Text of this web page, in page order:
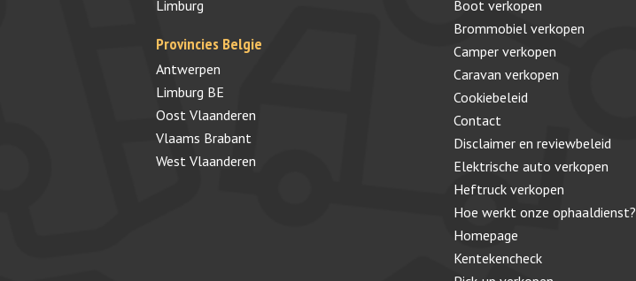
Limburg
Provincies Belgie
Antwerpen
Limburg BE
Oost Vlaanderen
Vlaams Brabant
West Vlaanderen
Boot verkopen
Brommobiel verkopen
Camper verkopen
Caravan verkopen
Cookiebeleid
Contact
Disclaimer en reviewbeleid
Elektrische auto verkopen
Heftruck verkopen
Hoe werkt onze ophaaldienst?
Homepage
Kentekencheck